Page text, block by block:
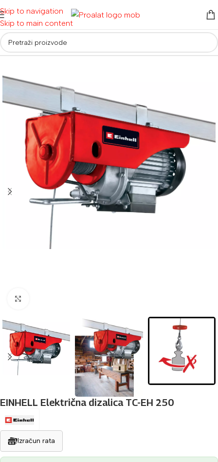
Skip to navigation
Skip to main content
Početna/ Ostalo/Električne dizalice
EINHELL Električna dizalica TC-EH 250
Izračun rata